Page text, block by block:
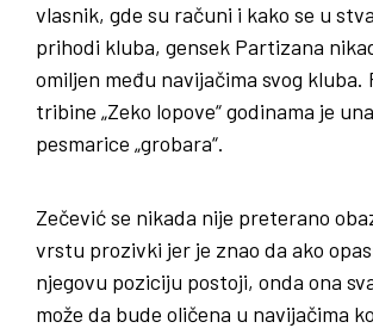
vlasnik, gde su računi i kako se u
prihodi kluba, gensek Partizana
omiljen među navijačima svog kluba.
tribine „Zeko lopove“ godinama je
pesmarice „grobara“.
Zečević se nikada nije preterano
vrstu prozivki jer je znao da ako
njegovu poziciju postoji, onda ona
može da bude oličena u navijačima